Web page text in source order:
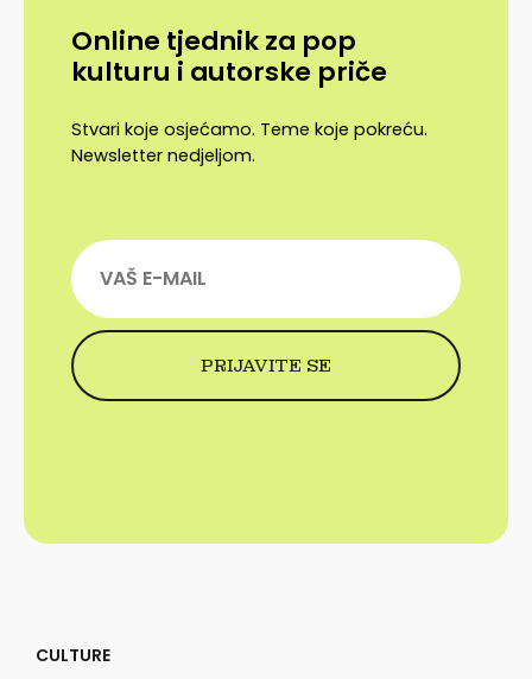
Online tjednik za pop
kulturu i autorske priče
Stvari koje osjećamo. Teme koje pokreću.
Newsletter nedjeljom.
CULTURE